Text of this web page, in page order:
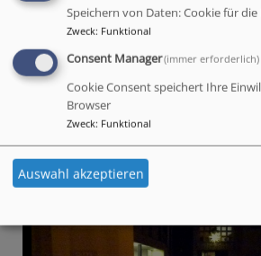
Speichern von Daten: Cookie für
Zweck: Funktional
Consent Manager(immer erforderlich)
Cookie Consent speichert Ihre
Browser
Zweck: Funktional
Auswahl akzeptieren